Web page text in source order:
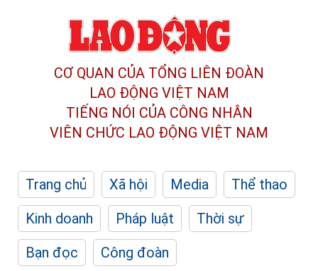
CƠ QUAN CỦA TỔNG LIÊN ĐOÀN
LAO ĐỘNG VIỆT NAM
TIẾNG NÓI CỦA CÔNG NHÂN
VIÊN CHỨC LAO ĐỘNG VIỆT NAM
Trang chủ Xã hội Media
Thể thao
Kinh doanh
Pháp luật
Thời sự
Bạn đọc
Công đoàn